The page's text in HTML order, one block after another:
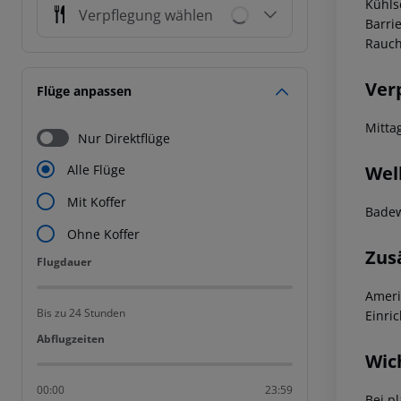
Verpflegung wählen
Flüge anpassen
Nur Direktflüge
Alle Flüge
Mit Koffer
Ohne Koffer
Flugdauer
Flugdauer
Bis zu 24 Stunden
Abflugzeiten
Abflugzeiten
00:00 23:59